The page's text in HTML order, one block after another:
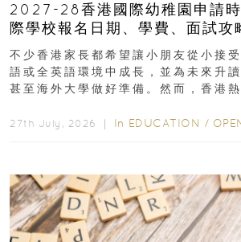
2027-28香港國際幼稚園申請
際學校報名日期、學費、面試攻
不少香港家長都希望讓小朋友從小接
語或全英語環境中成長，並為未來升
甚至海外大學做好準備。然而，香港
27th July, 2026 ｜ In EDUCATION / OPEN